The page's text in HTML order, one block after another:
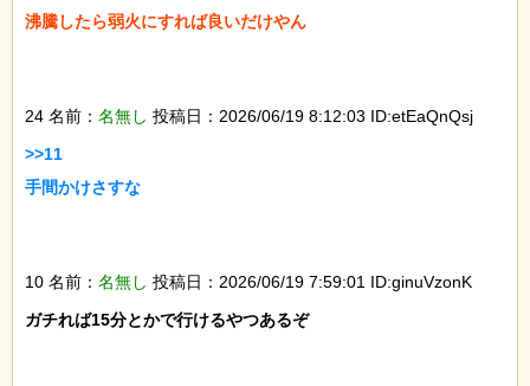
沸騰したら弱火にすれば良いだけやん
24 名前： 名無し 投稿日：2026/06/19 8:12:03 ID:etEaQnQsj
>>11
手間かけさすな
10 名前： 名無し 投稿日：2026/06/19 7:59:01 ID:ginuVzonK
ガチれば15分とかで行けるやつあるぞ